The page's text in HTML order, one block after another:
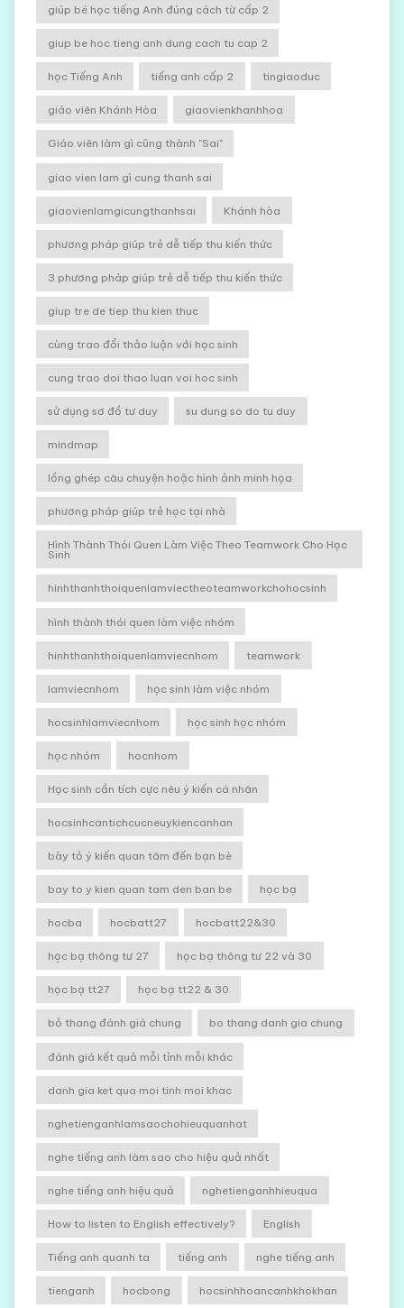
giúp bé học tiếng Anh đúng cách từ cấp 2
giup be hoc tieng anh dung cach tu cap 2
học Tiếng Anh tiếng anh cấp 2 tingiaoduc
giáo viên Khánh Hòa giaovienkhanhhoa
Giáo viên làm gì cũng thành "Sai"
giao vien lam gì cung thanh sai
giaovienlamgicungthanhsai Khánh hòa
phương pháp giúp trẻ dễ tiếp thu kiến thức
3 phương pháp giúp trẻ dễ tiếp thu kiến thức
giup tre de tiep thu kien thuc
cùng trao đổi thảo luận với học sinh
cung trao doi thao luan voi hoc sinh
sử dụng sơ đồ tư duy su dung so do tu duy
mindmap
lồng ghép câu chuyện hoặc hình ảnh minh họa
phương pháp giúp trẻ học tại nhà
Hình Thành Thói Quen Làm Việc Theo Teamwork Cho Học
Sinh
hinhthanhthoiquenlamviectheoteamworkchohocsinh
hình thành thói quen làm việc nhóm
hinhthanhthoiquenlamviecnhom teamwork
lamviecnhom học sinh làm việc nhóm
hocsinhlamviecnhom học sinh học nhóm
học nhóm hocnhom
Học sinh cần tích cực nêu ý kiến cá nhân
hocsinhcantichcucneuykiencanhan
bày tỏ ý kiến quan tâm đến bạn bè
bay to y kien quan tam den ban be học bạ
hocba hocbatt27 hocbatt22&30
học bạ thông tư 27 học bạ thông tư 22 và 30
học bạ tt27 học bạ tt22 & 30
bỏ thang đánh giá chung bo thang danh gia chung
đánh giá kết quả mỗi tỉnh mỗi khác
danh gia ket qua moi tinh moi khac
nghetienganhlamsaochohieuquanhat
nghe tiếng anh làm sao cho hiệu quả nhất
nghe tiếng anh hiệu quả nghetienganhhieuqua
How to listen to English effectively? English
Tiếng anh quanh ta tiếng anh nghe tiếng anh
tienganh hocbong hocsinhhoancanhkhokhan